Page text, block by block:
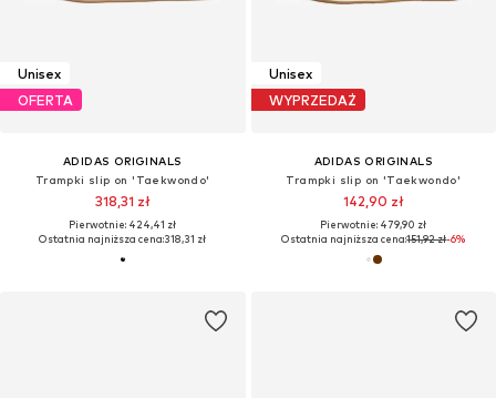
Unisex
OFERTA
ADIDAS ORIGINALS
Trampki slip on 'Taekwondo'
318,31 zł
Pierwotnie: 424,41 zł
Ostatnia najniższa cena:318,31 zł
Unisex
WYPRZEDAŻ
ADIDAS ORIGINALS
Trampki slip on 'Taekwondo'
142,90 zł
Pierwotnie: 479,90 zł
Ostatnia najniższa cena:151,92 zł-6%